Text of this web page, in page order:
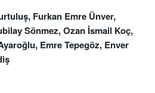
Furkan Emre Ünver,
Sönmez, Ozan İsmail Koç,
Emre Tepegöz, Enver